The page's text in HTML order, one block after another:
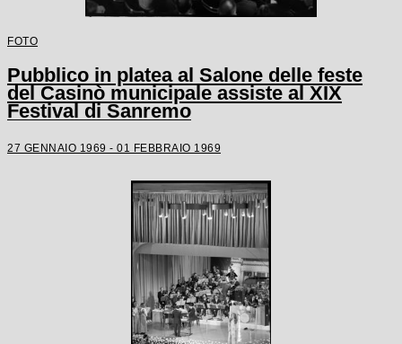
FOTO
Pubblico in platea al Salone delle feste
del Casinò municipale assiste al XIX
Festival di Sanremo
27 GENNAIO 1969 - 01 FEBBRAIO 1969